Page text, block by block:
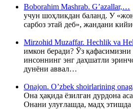
Boborahim Mashrab. G’azallar,…
учун шоҳликдан баланд. У
сарбоз этай деб», жандани
Mirzohid Muzaffar. Hechlik va
имкон беради? Ўз
инсоннинг энг даҳшатли
дунёни аввал…
Onajon. O’zbek shoirlarining
Она ҳақида ёзилган дурдона
Онани улуғлашда, мадҳ